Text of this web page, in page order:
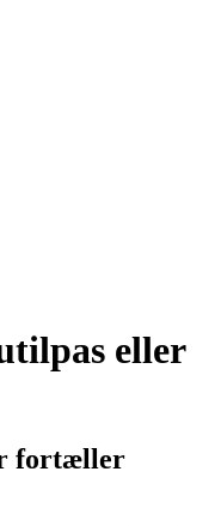
eller
fortæller